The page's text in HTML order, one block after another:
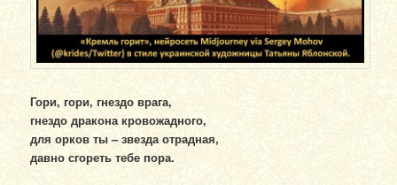
Гори, гори, гнездо врага,
гнездо дракона кровожадного,
для орков ты – звезда отрадная,
давно сгореть тебе пора.